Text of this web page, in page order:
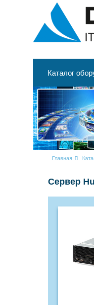
Каталог
Главная
Сервер